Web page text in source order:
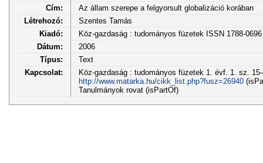
Cím:
Az állam szerepe a felgyorsult globalizáció korában
Létrehozó:
Szentes Tamás
Kiadó:
Köz-gazdaság : tudományos füzetek ISSN 1788-0696
Dátum:
2006
Típus:
Text
Kapcsolat:
Köz-gazdaság : tudományos füzetek 1. évf. 1. sz.
http://www.matarka.hu/cikk_list.php?fusz=26940
Tanulmányok rovat (isPartOf)